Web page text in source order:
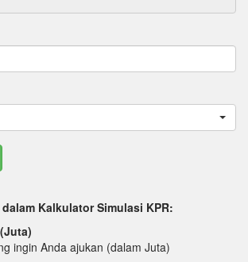
Kalkulator Simulasi KPR:
ingin Anda ajukan (dalam Juta)